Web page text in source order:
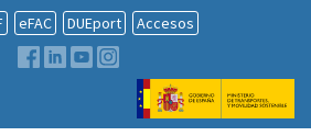
eFAC DUEport Accesos